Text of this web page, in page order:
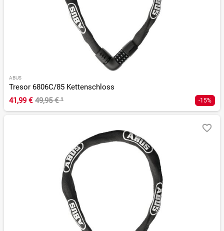
ABUS
Tresor 6806C/85 Kettenschloss
41,99 € 49,95 €¹ -15%